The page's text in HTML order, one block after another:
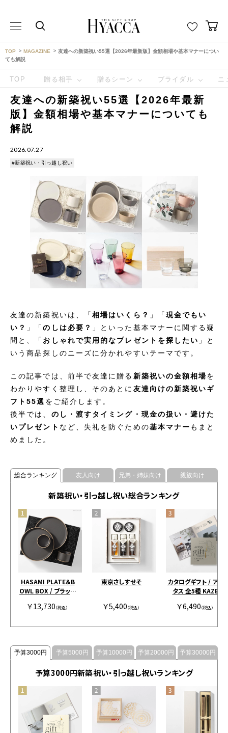
TOP MAGAZINE
友達への新築祝い55選【2026年最新版】金額相場や基本マナーについ
ても解説
TOP 贈る相手 贈るシーン ブライダル ニ
友達への新築祝い55選【2026年最新
版】金額相場や基本マナーについても
解説
2026.07.27
#新築祝い・引っ越し祝い
友達の新築祝いは、「 相場はいくら？ 」「 現金でもい
い？
」「のしは必要？
」といった基本マナーに関する疑
問と、「 おしゃれで実用的なプレゼントを探したい 」と
いう商品探しのニーズに分かれやすいテーマです。
この記事では、前半で友達に贈る 新築祝いの金額相場を
わかりやすく整理し、そのあとに 友達向けの新築祝いギ
フト55選 をご紹介します。
後半では、 のし・渡すタイミング・現金の扱い・避けた
いプレゼント など、失礼を防ぐための基本マナー もまと
めました。
総合ランキング 友人向け 兄弟・姉妹向け 親族向け
新築祝い・引っ越し祝い総合ランキング
HASAMI PLATE＆B
OWL BOX / ブラック
￥13,730（税込）
東京さしすせそ
￥5,400（税込）
カタログギフト / アク
タス 全5種 KAZE
￥6,490（税込）
予算3000円 予算5000円 予算10000円 予算20000円 予算30000円
予算3000円新築祝い・引っ越し祝いランキング